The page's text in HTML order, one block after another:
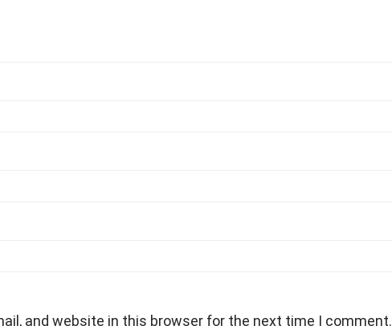
and website in this browser for the next time I comment.